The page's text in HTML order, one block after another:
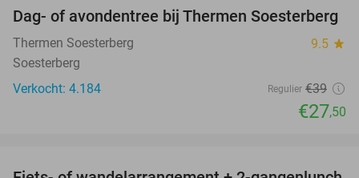
29%
Dag- of avondentree bij Thermen Soesterberg
Thermen Soesterberg 9.5 star
Soesterberg
Verkocht: 4.184
Regulier €39
€27,50